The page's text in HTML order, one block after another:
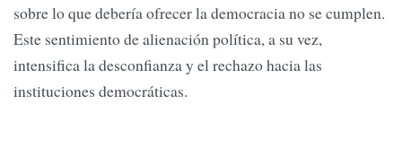
sobre lo que debería ofrecer la democracia no se cumplen.
Este sentimiento de alienación política, a su vez,
intensifica la desconfianza y el rechazo hacia las
instituciones democráticas.